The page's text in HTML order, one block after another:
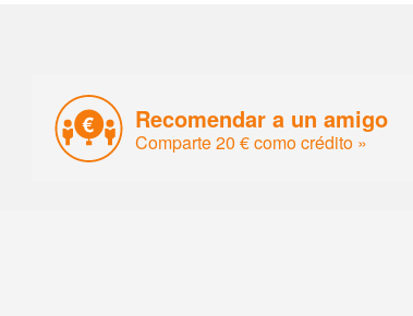
Recomendar a un amigo
Comparte 20 € como crédito »